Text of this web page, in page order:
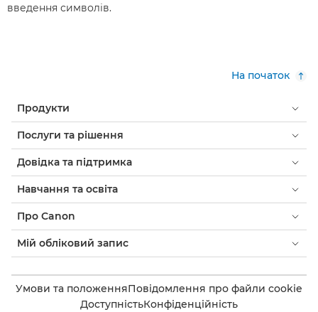
введення символів.
На початок
Продукти
Послуги та рішення
Довідка та підтримка
Навчання та освіта
Про Canon
Мій обліковий запис
Умови та положенняПовідомлення про файли cookie
ДоступністьКонфіденційність